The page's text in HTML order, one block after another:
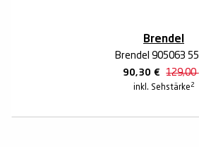
Brendel
Brendel 905063
90,30 € 129,00
inkl. Sehstärke 2